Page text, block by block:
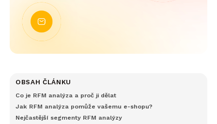
OBSAH ČLÁNKU
Co je RFM analýza a proč ji dělat
Jak RFM analýza pomůže vašemu e-shopu?
Nejčastější segmenty RFM analýzy